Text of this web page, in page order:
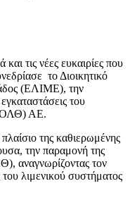
τις νέες ευκαιρίες που
το Διοικητικό
(ΕΛΙΜΕ), την
του
(ΟΛΘ) ΑΕ.
της καθιερωμένης
την παραμονή της
αναγνωρίζοντας τον
του λιμενικού συστήματος